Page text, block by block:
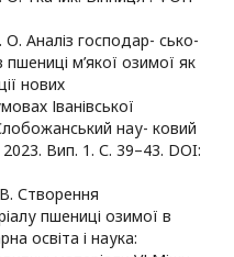
Аналіз господар- сько-
пшениці м’якої озимої як
нових
Іванівської
нау- ковий
Вип. 1. С. 39–43. DOI:
Створення
пшениці озимої в
освіта і наука: